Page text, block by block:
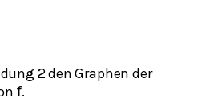
2 den Graphen der
f.